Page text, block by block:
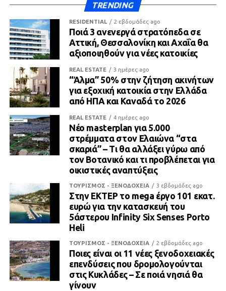
TRENDING
RESIDENTIAL 2 εβδομάδες ago
Ποιά 3 ανενεργά στρατόπεδα σε
Αττική, Θεσσαλονίκη και Αχαΐα θα
αξιοποιηθούν για νέες κατοικίες
REAL ESTATE 3 ημέρες ago
“Άλμα” 50% στην ζήτηση ακινήτων
για εξοχική κατοικία στην Ελλάδα
από ΗΠΑ και Καναδά το 2026
REAL ESTATE 4 ημέρες ago
Νέο masterplan για 5.000
στρέμματα στον Ελαιώνα “στα
σκαριά” – Τι θα αλλάξει γύρω από
τον Βοτανικό και τι προβλέπεται για
οικιστικές αναπτύξεις
ΤΟΥΡΙΣΜΟΣ - ΞΕΝΟΔΟΧΕΙΑ 3 εβδομάδες ago
Στην ΕΚΤΕΡ το mega έργο 101 εκατ.
ευρώ για την κατασκευή του
5άστερου Infinity Six Senses Porto
Heli
ΤΟΥΡΙΣΜΟΣ - ΞΕΝΟΔΟΧΕΙΑ 2 εβδομάδες ago
Ποιες είναι οι 11 νέες ξενοδοχειακές
επενδύσεις που δρομολογούνται
στις Κυκλάδες – Σε ποιά νησιά θα
γίνουν